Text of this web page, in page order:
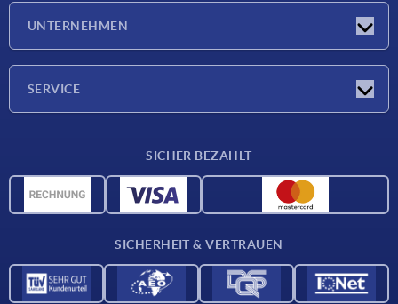
UNTERNEHMEN
SERVICE
CAD-Daten
SICHER BEZAHLT
SICHERHEIT & VERTRAUEN